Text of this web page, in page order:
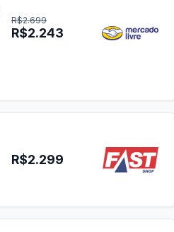
R$2.243
R$2.699
R$2.299